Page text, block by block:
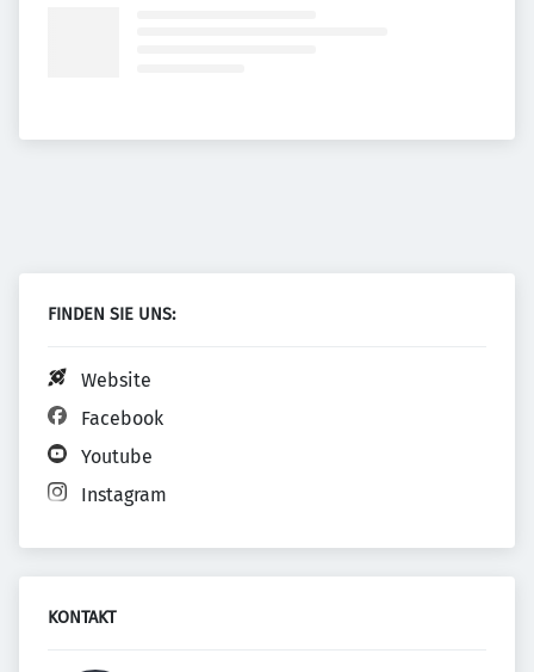
FINDEN SIE UNS:
Website
Facebook
Youtube
Instagram
KONTAKT